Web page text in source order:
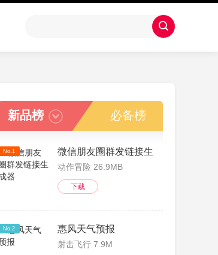
新品榜 必备榜
No.1 微信朋友圈群发链接生成器
动作冒险 26.9MB
下载
No.2 惠风天气预报
射击飞行 7.9M